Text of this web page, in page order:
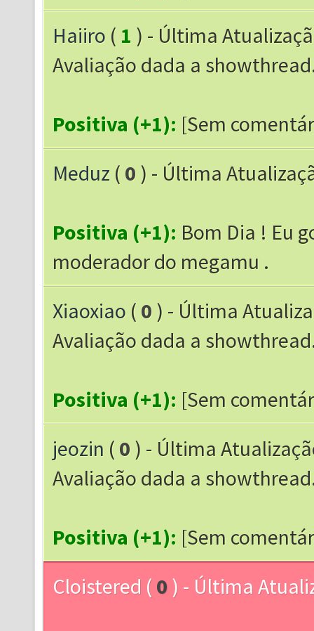
Haiiro ( 1 ) - Última
Avaliação dada a
Positiva (+1): [Sem
Meduz ( 0 ) - Última
Positiva (+1): Bom Dia ! Eu
moderador do megamu .
Xiaoxiao ( 0 ) - Última
Avaliação dada a
Positiva (+1): [Sem
jeozin ( 0 ) - Última
Avaliação dada a
Positiva (+1): [Sem
Cloistered (0 ) - Última